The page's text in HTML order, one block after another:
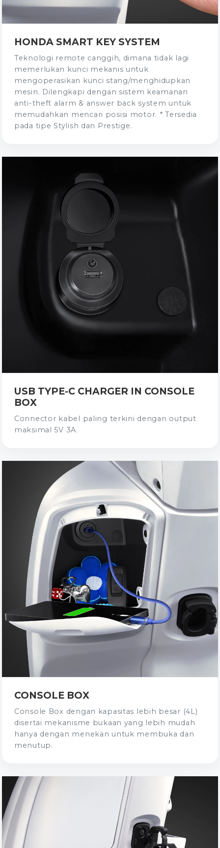
HONDA SMART KEY SYSTEM
Teknologi remote canggih, dimana tidak lagi
memerlukan kunci mekanis untuk
mengoperasikan kunci stang/menghidupkan
mesin. Dilengkapi dengan sistem keamanan
anti-theft alarm & answer back system untuk
memudahkan mencari posisi motor. * Tersedia
pada tipe Stylish dan Prestige.
USB TYPE-C CHARGER IN CONSOLE
BOX
Connector kabel paling terkini dengan output
maksimal 5V 3A.
CONSOLE BOX
Console Box dengan kapasitas lebih besar (4L)
disertai mekanisme bukaan yang lebih mudah
hanya dengan menekan untuk membuka dan
menutup.